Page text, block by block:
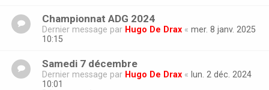
Championnat ADG 2024
Dernier message par Hugo De Drax « mer. 8 janv. 2025
10:15
Samedi 7 décembre
Dernier message par Hugo De Drax « lun. 2 déc. 2024
10:01